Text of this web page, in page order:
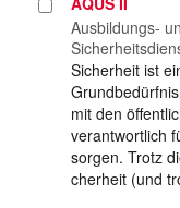
Projekt
auswählen
Ausbildungs-
Sicherheit ist
mit den
verantwortlich
sorgen. Trotz
cherheit (und